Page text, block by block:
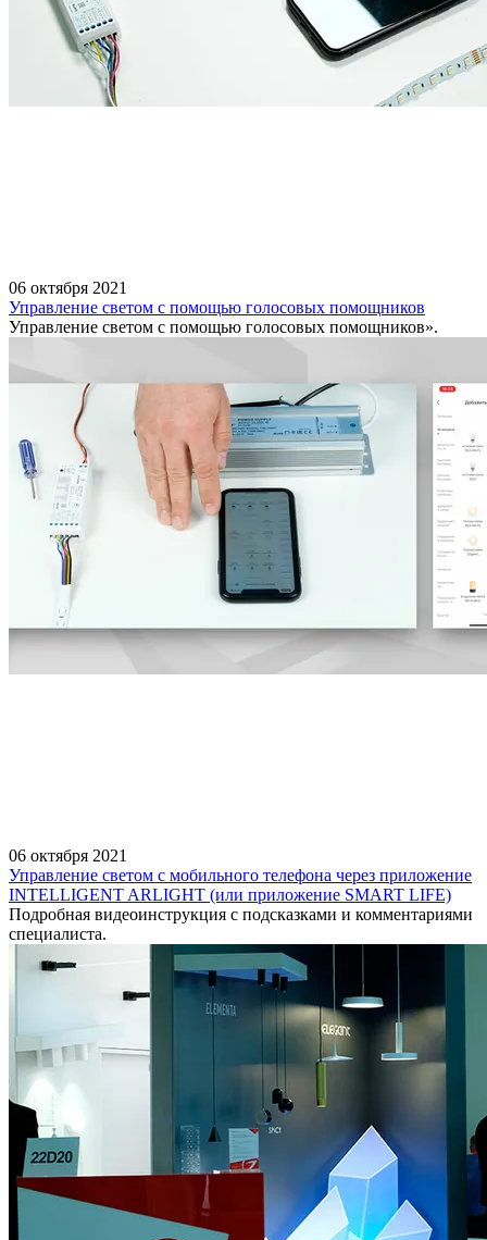
06 октября 2021
Управление светом с помощью голосовых помощников
Управление светом с помощью голосовых помощников».
06 октября 2021
Управление светом с мобильного телефона через приложение
INTELLIGENT ARLIGHT (или приложение SMART LIFE)
Подробная видеоинструкция с подсказками и комментариями
специалиста.